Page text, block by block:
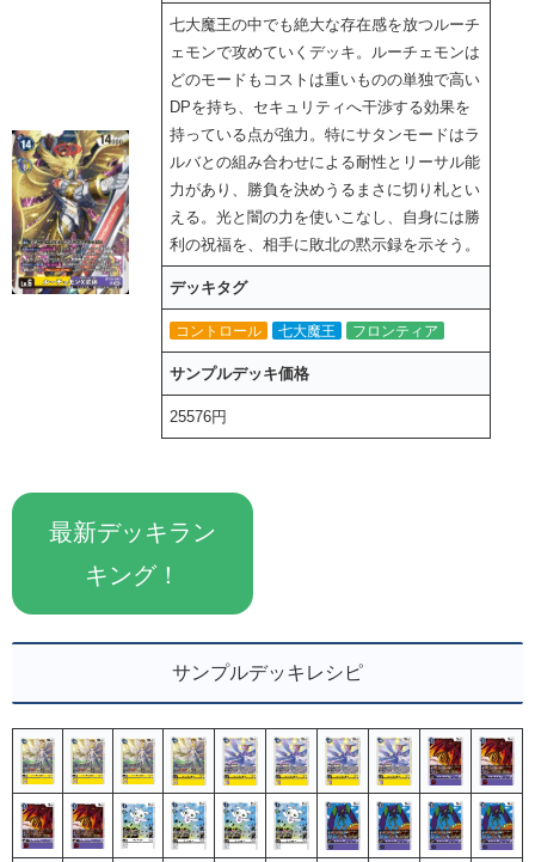
七大魔王の中でも絶大な存在感を放つルーチ
ェモンで攻めていくデッキ。ルーチェモンは
どのモードもコストは重いものの単独で高い
DPを持ち、セキュリティへ干渉する効果を
持っている点が強力。特にサタンモードはラ
ルバとの組み合わせによる耐性とリーサル能
力があり、勝負を決めうるまさに切り札とい
える。光と闇の力を使いこなし、自身には勝
利の祝福を、相手に敗北の黙示録を示そう。
デッキタグ
コントロール 七大魔王 フロンティア
サンプルデッキ価格
25576円
最新デッキラン
キング！
サンプルデッキレシピ